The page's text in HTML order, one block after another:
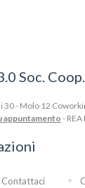
Soc. Coop.
- Molo 12
appuntamento -
Contattaci